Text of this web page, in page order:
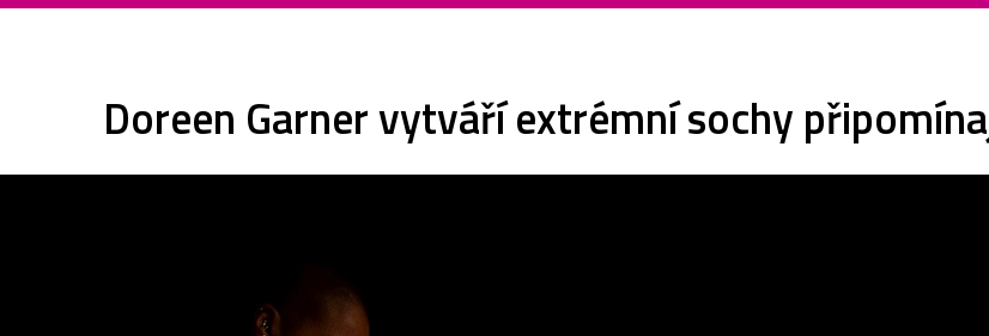
Doreen Garner vytváří extrémní sochy